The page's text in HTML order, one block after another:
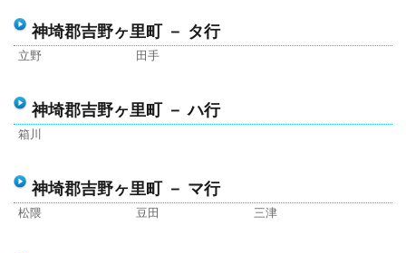
神埼郡吉野ヶ里町 － タ行
立野 田手
神埼郡吉野ヶ里町 － ハ行
箱川
神埼郡吉野ヶ里町 － マ行
松隈 豆田 三津